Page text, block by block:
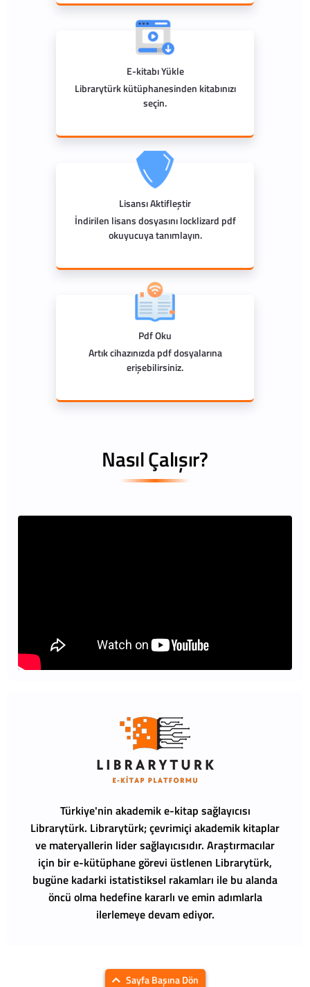
E-kitabı Yükle
Librarytürk kütüphanesinden kitabınızı
seçin.
Lisansı Aktifleştir
İndirilen lisans dosyasını locklizard pdf
okuyucuya tanımlayın.
Pdf Oku
Artık cihazınızda pdf dosyalarına
erişebilirsiniz.
Nasıl Çalışır?
Türkiye'nin akademik e-kitap sağlayıcısı
Librarytürk. Librarytürk; çevrimiçi akademik kitaplar
ve materyallerin lider sağlayıcısıdır. Araştırmacılar
için bir e-kütüphane görevi üstlenen Librarytürk,
bugüne kadarki istatistiksel rakamları ile bu alanda
öncü olma hedefine kararlı ve emin adımlarla
ilerlemeye devam ediyor.
Sayfa Başına Dön